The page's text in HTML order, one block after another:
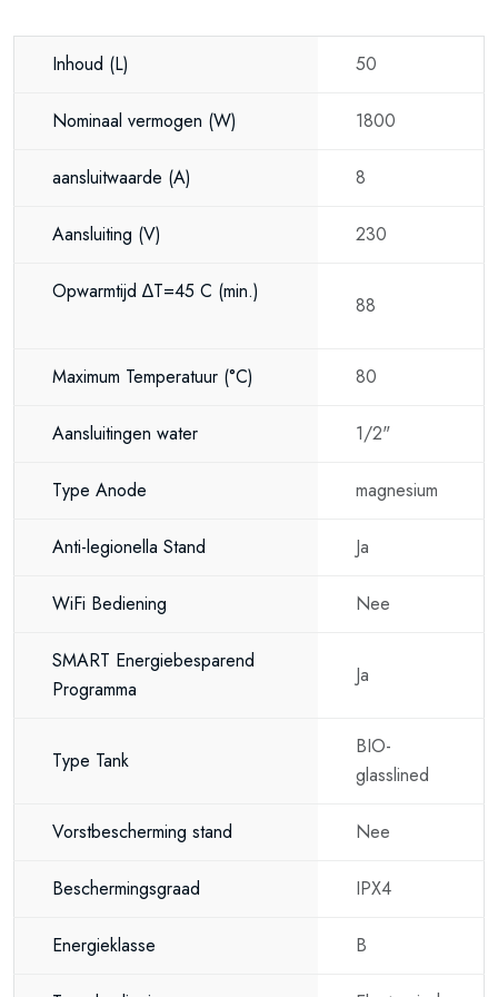
Inhoud (L) 50
Nominaal vermogen (W) 1800
aansluitwaarde (A) 8
Aansluiting (V) 230
Opwarmtijd ∆T=45 C (min.)
88
Maximum Temperatuur (°C) 80
Aansluitingen water 1/2"
Type Anode magnesium
Anti-legionella Stand Ja
WiFi Bediening Nee
SMART Energiebesparend
Programma
Ja
Type Tank
BIO-
glasslined
Vorstbescherming stand Nee
Beschermingsgraad IPX4
Energieklasse B